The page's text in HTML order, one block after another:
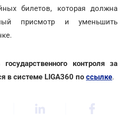
билетов, которая должна
присмотр и уменьшить
контроля за
в системе LIGA360 по ссылке.